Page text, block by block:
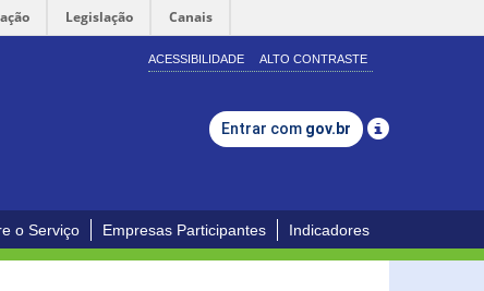
Legislação Canais
ACESSIBILIDADE ALTO CONTRASTE
Entrar com gov.br
o Serviço Empresas Participantes Indicadores